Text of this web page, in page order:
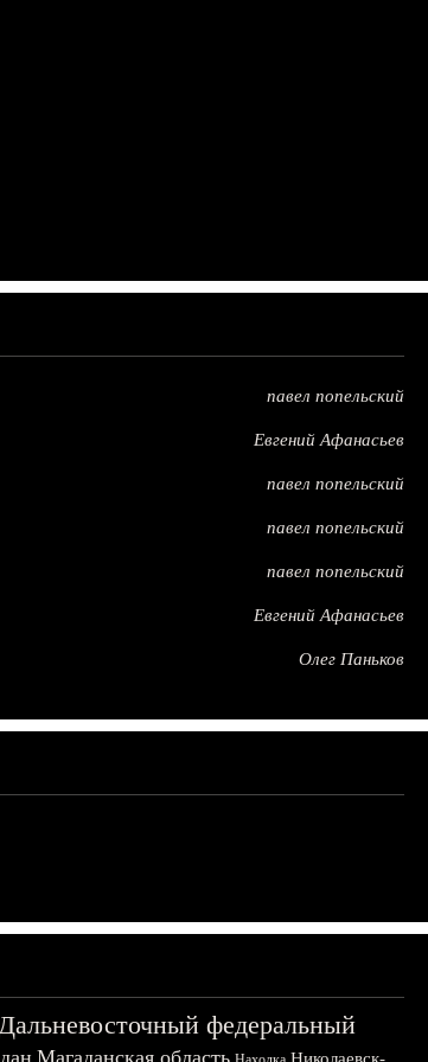
павел попельский
Евгений Афанасьев
павел попельский
павел попельский
павел попельский
Евгений Афанасьев
Олег Паньков
федеральный
Магаданская область